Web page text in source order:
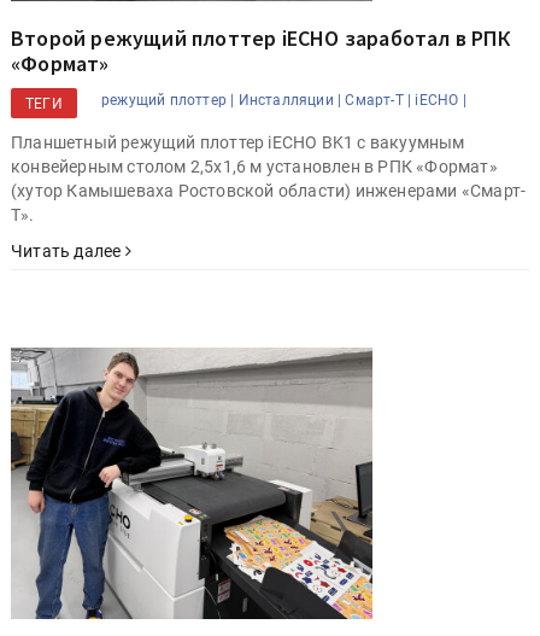
Второй режущий плоттер iECHO заработал в РПК
«Формат»
ТЕГИ режущий плоттер | Инсталляции | Смарт-Т | iECHO |
Планшетный режущий плоттер iECHO BK1 с вакуумным
конвейерным столом 2,5х1,6 м установлен в РПК «Формат»
(хутор Камышеваха Ростовской области) инженерами «Смарт-
Т».
Читать далее